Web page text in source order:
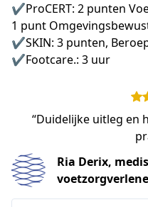
✔️ProCERT: 2 punten
1 punt
✔️SKIN: 3 punten,
✔️Footcare.: 3 uur
“Duidelijke uitleg en
Ria Derix,